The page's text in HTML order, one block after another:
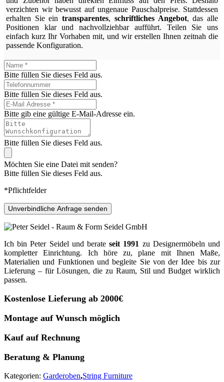
verzichten wir bewusst auf ungenaue Pauschalpreise. Stattdessen
erhalten Sie eintransparentes, schriftliches Angebot, das alle
Positionen klar und nachvollziehbar aufführt. Teilen Sie uns
einfach kurz Ihr Vorhaben mit, und wir erstellen Ihnen zeitnah die
passende Konfiguration.
Bitte füllen Sie dieses Feld aus.
Bitte füllen Sie dieses Feld aus.
Bitte gib eine gültige E-Mail-Adresse ein.
Bitte füllen Sie dieses Feld aus.
Möchten Sie eine Datei mit senden?
Bitte füllen Sie dieses Feld aus.
*Pflichtfelder
Unverbindliche Anfrage senden
Ich bin Peter Seidel und berateseit 1991 zu Designermöbeln und
kompletter Einrichtung. Ich höre zu, plane mit Ihnen Maße,
Materialien und Funktionen und begleite Sie von der Idee bis zur
Lieferung – für Lösungen, die zu Raum, Stil und Budget wirklich
passen.
Kostenlose Lieferung ab 2000€
Montage auf Wunsch möglich
Kauf auf Rechnung
Beratung & Planung
Kategorien: Garderoben,String Furniture